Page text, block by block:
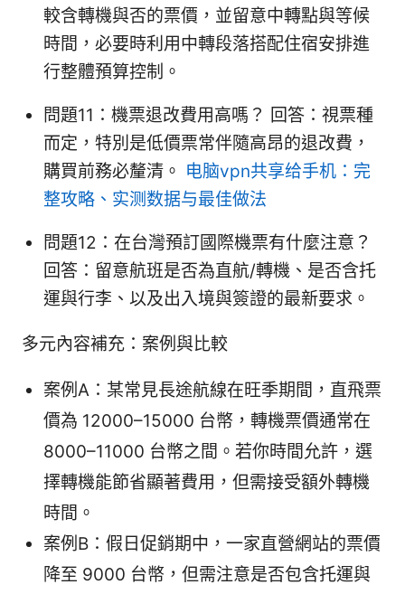
較含轉機與否的票價，並留意中轉點與等候
時間，必要時利用中轉段落搭配住宿安排進
行整體預算控制。
問題11：機票退改費用高嗎？ 回答：視票種
而定，特別是低價票常伴隨高昂的退改費，
購買前務必釐清。 电脑vpn共享给手机：完
整攻略、实测数据与最佳做法
問題12：在台灣預訂國際機票有什麼注意？
回答：留意航班是否為直航/轉機、是否含托
運與行李、以及出入境與簽證的最新要求。
多元內容補充：案例與比較
案例A：某常見長途航線在旺季期間，直飛票
價為 12000–15000 台幣，轉機票價通常在
8000–11000 台幣之間。若你時間允許，選
擇轉機能節省顯著費用，但需接受額外轉機
時間。
案例B：假日促銷期中，一家直營網站的票價
降至 9000 台幣，但需注意是否包含托運與